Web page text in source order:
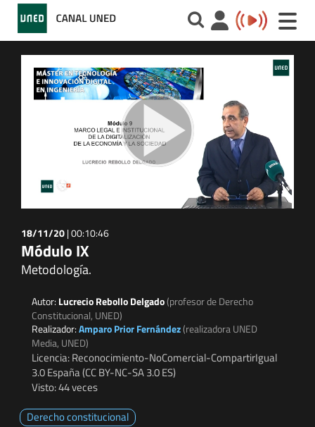
Toggle
18/11/20|00:10:46
Módulo IX
Metodología.
Autor: Lucrecio Rebollo Delgado(profesor de Derecho
Constitucional, UNED)
Realizador:Amparo Prior Fernández(realizadora UNED
Media, UNED)
Licencia: Reconocimiento-NoComercial-CompartirIgual
3.0 España (CC BY-NC-SA 3.0 ES)
Visto: 44 veces
Derecho constitucional